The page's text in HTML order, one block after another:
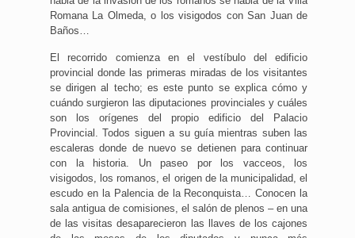
Romana La Olmeda, o los visigodos con San Juan de
Baños…
El recorrido comienza en el vestíbulo del edificio
provincial donde las primeras miradas de los visitantes
se dirigen al techo; es este punto se explica cómo y
cuándo surgieron las diputaciones provinciales y cuáles
son los orígenes del propio edificio del Palacio
Provincial. Todos siguen a su guía mientras suben las
escaleras donde de nuevo se detienen para continuar
con la historia. Un paseo por los vacceos, los
visigodos, los romanos, el origen de la municipalidad, el
escudo en la Palencia de la Reconquista… Conocen la
sala antigua de comisiones, el salón de plenos – en una
de las visitas desaparecieron las llaves de los cajones